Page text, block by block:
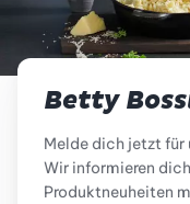
Betty
Melde dich jetzt für
Wir informieren
Produktneuheiten